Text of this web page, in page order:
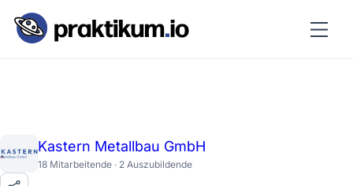
Kastern Metallbau GmbH
18 Mitarbeitende · 2 Auszubildende